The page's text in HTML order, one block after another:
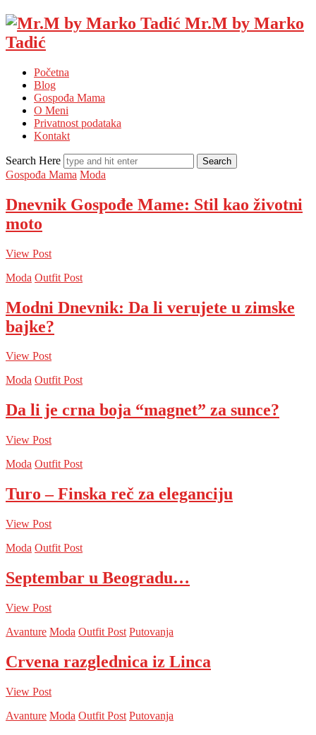
Mr.M by Marko
Tadić
Početna
Blog
Gospođa Mama
O Meni
Privatnost podataka
Kontakt
Search Here
Gospođa Mama Moda
Dnevnik Gospođe Mame: Stil kao životni
moto
View Post
Moda Outfit Post
Modni Dnevnik: Da li verujete u zimske
bajke?
View Post
Moda Outfit Post
Da li je crna boja “magnet” za sunce?
View Post
Moda Outfit Post
Turo – Finska reč za eleganciju
View Post
Moda Outfit Post
Septembar u Beogradu…
View Post
Avanture Moda Outfit Post Putovanja
Crvena razglednica iz Linca
View Post
Avanture Moda Outfit Post Putovanja